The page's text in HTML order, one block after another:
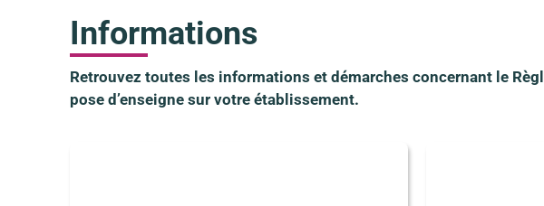
Informations
Retrouvez toutes les informations et démarches concernant le
pose d’enseigne sur votre établissement.